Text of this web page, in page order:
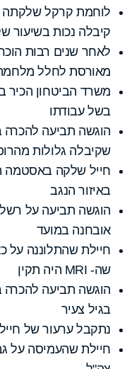
לוחמת קרקל שלקתה
קיבלה נכות בשיעור של
לאחר שנים רבות
מאורסת לחלל מלחמת
משרד הביטחון הכיר
בשל עבודתו
הוגשה תביעה
שקיבלה גלולות
חייל שלקה באסטמה
באיזור הנגב
הוגשה תביעה על
אובחנה במועד
חיילת שהתלוננה על
שה- MRI היה תקין
הוגשה תביעה להכרה
בגיל צעיר
נתקבל ערעור של
חיילת שהעמיסה על